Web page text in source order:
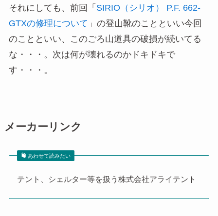
それにしても、前回「 SIRIO（シリオ） P.F. 662-
GTXの修理について 」の登山靴のことといい今回
のことといい、このごろ山道具の破損が続いてる
な・・・。次は何が壊れるのかドキドキで
す・・・。
メーカーリンク
あわせて読みたい
テント、シェルター等を扱う株式会社アライテント